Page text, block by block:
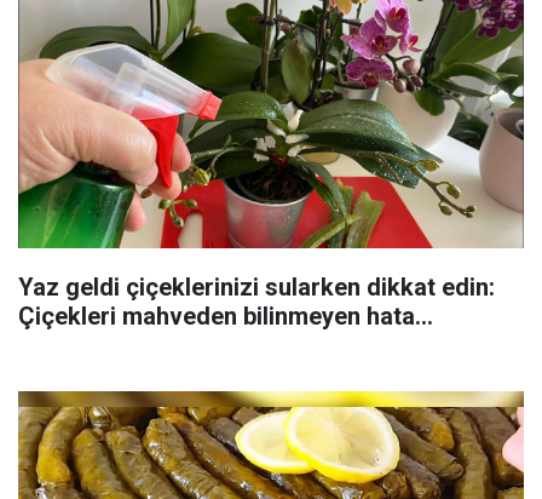
Yaz geldi çiçeklerinizi sularken dikkat edin:
Çiçekleri mahveden bilinmeyen hata...